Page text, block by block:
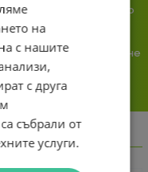
сме малък екип и точно
поемаме лична
Ако има проблем – не
го прехвърляме, а го
решаваме.
на
с нашите
с друга
събрали от
услуги.